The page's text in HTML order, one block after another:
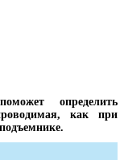
определить
как при